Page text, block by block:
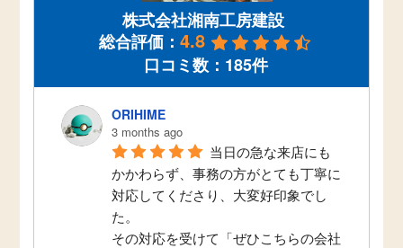
株式会社湘南工房建設
総合評価： 4.8
口コミ数：185件
ORIHIME
3 months ago
当日の急な来店にも
かかわらず、事務の方がとても丁寧に
対応してくださり、大変好印象でし
た。
その対応を受けて「ぜひこちらの会社